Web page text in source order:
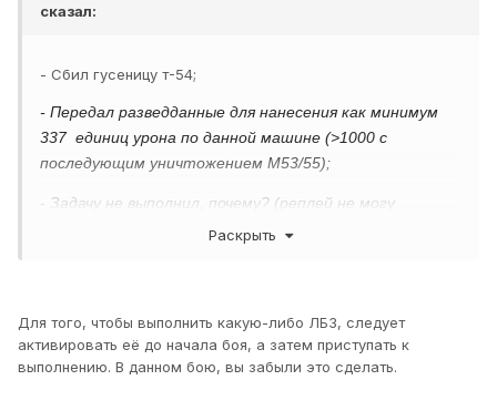
сказал:
- Сбил гусеницу т-54;
- Передал разведданные для нанесения как минимум
337 единиц урона по данной машине (>1000 с
последующим уничтожением М53/55);
- Задачу не выполнил, почему? (реплей не могу
Вы не можете загружать файлы подобного типа?
Раскрыть
Для того, чтобы выполнить какую-либо ЛБЗ, следует
активировать её до начала боя, а затем приступать к
выполнению. В данном бою, вы забыли это сделать.